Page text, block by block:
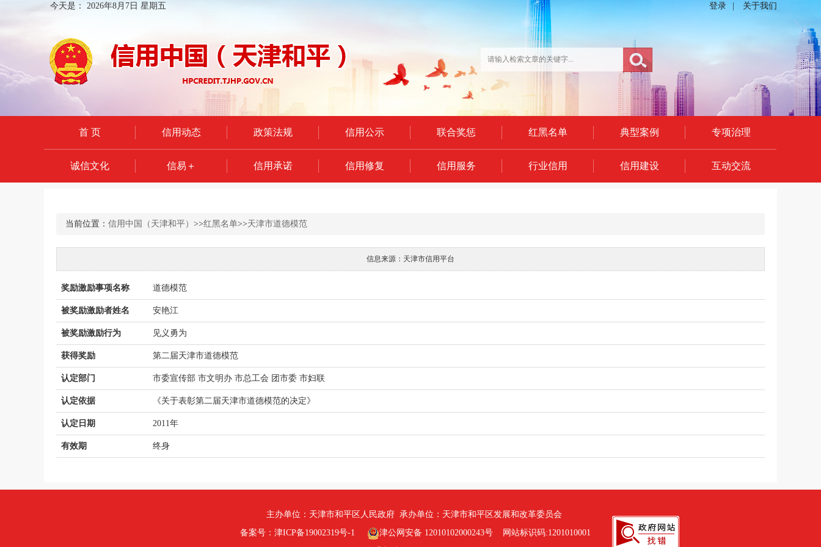
今天是： 2026年8月7日 星期五 登录 关于我们
首 页 信用动态 政策法规 信用公示 联合奖惩 红黑名单 典型案例 专项治理
诚信文化 信易＋ 信用承诺 信用修复 信用服务 行业信用 信用建设 互动交流
当前位置： 信用中国（天津和平） >>红黑名单>>天津市道德模范
信息来源：天津市信用平台
奖励激励事项名称 道德模范
被奖励激励者姓名 安艳江
被奖励激励行为 见义勇为
获得奖励 第二届天津市道德模范
认定部门 市委宣传部 市文明办 市总工会 团市委 市妇联
认定依据 《关于表彰第二届天津市道德模范的决定》
认定日期 2011年
有效期 终身
主办单位：天津市和平区人民政府 承办单位：天津市和平区发展和改革委员会
备案号：津ICP备19002319号-1
津公网安备 12010102000243号 网站标识码:1201010001